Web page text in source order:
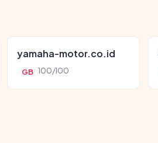
yamaha-motor.co.id
GB 100/100